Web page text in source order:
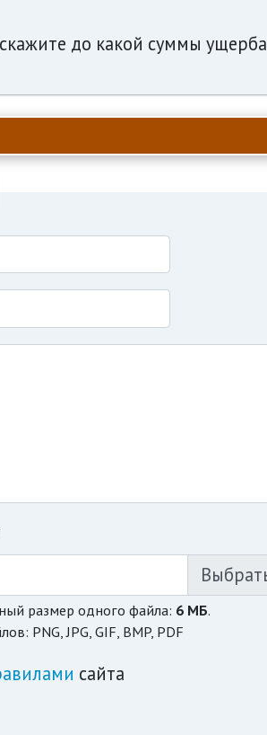
до какой суммы
размер одного файла: 6 МБ.
PNG, JPG, GIF, BMP, PDF
сайта